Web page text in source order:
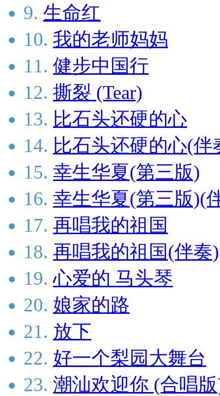
9. 生命红
10. 我的老师妈妈
11. 健步中国行
12. 撕裂 (Tear)
13. 比石头还硬的心
14. 比石头还硬的心(伴
15. 幸生华夏(第三版)
16. 幸生华夏(第三版)(
17. 再唱我的祖国
18. 再唱我的祖国(伴奏)
19. 心爱的 马头琴
20. 娘家的路
21. 放下
22. 好一个梨园大舞台
23. 潮汕欢迎你 (合唱